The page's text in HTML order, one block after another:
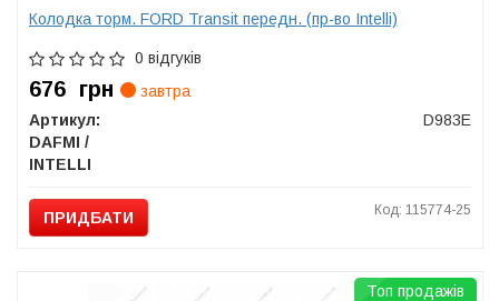
Колодка торм. FORD Transit передн. (пр-во Intelli)
0 відгуків
676 грн
завтра
Артикул:
D983E
DAFMI /
INTELLI
ПРИДБАТИ Код: 115774-25
Топ продажів